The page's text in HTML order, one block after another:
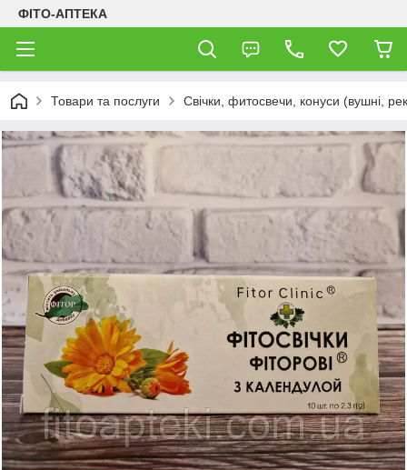
ФІТО-АПТЕКА
Товари та послуги Свічки, фитосвечи, конуси (вушні,